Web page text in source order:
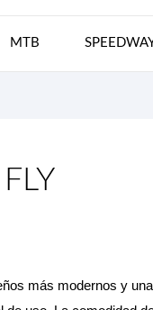
MTB
más modernos y